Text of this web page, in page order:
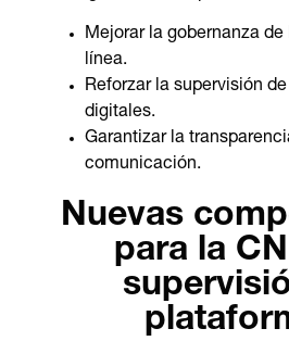
Mejorar la gobernanza
línea.
Reforzar la supervisión
digitales.
Garantizar la
comunicación.
Nuevas
para la